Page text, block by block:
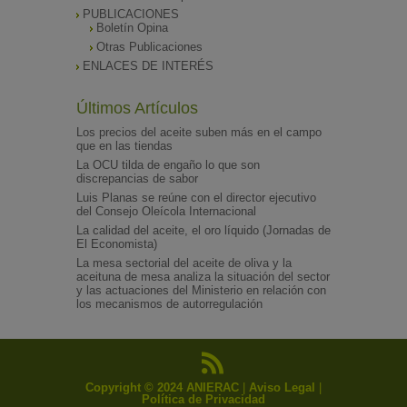
PUBLICACIONES
Boletín Opina
Otras Publicaciones
ENLACES DE INTERÉS
Últimos Artículos
Los precios del aceite suben más en el campo
que en las tiendas
La OCU tilda de engaño lo que son
discrepancias de sabor
Luis Planas se reúne con el director ejecutivo
del Consejo Oleícola Internacional
La calidad del aceite, el oro líquido (Jornadas de
El Economista)
La mesa sectorial del aceite de oliva y la
aceituna de mesa analiza la situación del sector
y las actuaciones del Ministerio en relación con
los mecanismos de autorregulación
Copyright © 2024 ANIERAC Aviso Legal
Política de Privacidad